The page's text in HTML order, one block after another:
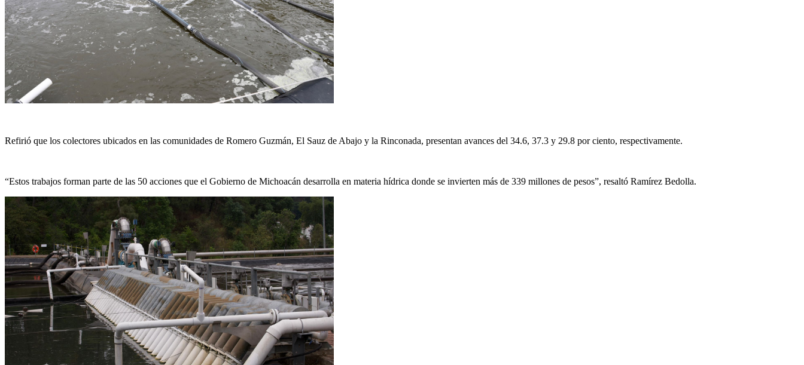
Refirió que los colectores ubicados en las comunidades de Romero Guzmán, El Sauz de Abajo y la Rinconada, presentan avances del 34.6, 37.3 y 29.8 por ciento, respectivamente.
“Estos trabajos forman parte de las 50 acciones que el Gobierno de Michoacán desarrolla en materia hídrica donde se invierten más de 339 millones de pesos”, resaltó Ramírez Bedolla.